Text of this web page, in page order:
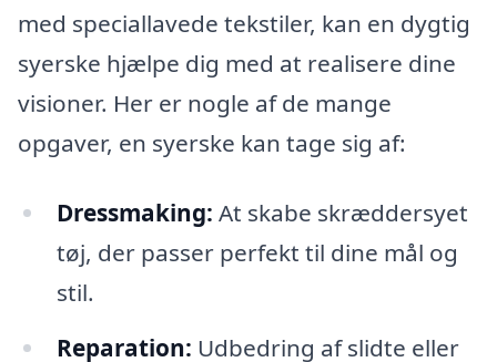
med speciallavede tekstiler, kan en dygtig
syerske hjælpe dig med at realisere dine
visioner. Her er nogle af de mange
opgaver, en syerske kan tage sig af:
Dressmaking: At skabe skræddersyet
tøj, der passer perfekt til dine mål og
stil.
Reparation: Udbedring af slidte eller